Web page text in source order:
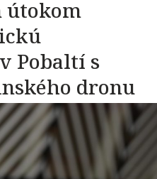
útokom
Pobaltí s
dronu